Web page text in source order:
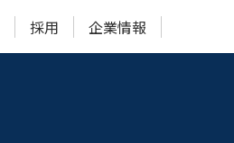
採用 企業情報